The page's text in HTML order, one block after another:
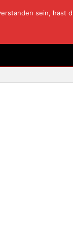
sein, hast